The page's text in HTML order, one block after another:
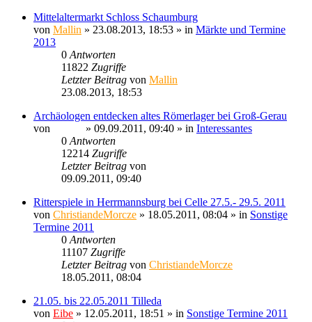
Mittelaltermarkt Schloss Schaumburg
von Mallin » 23.08.2013, 18:53 » in Märkte und Termine
2013
0 Antworten
11822 Zugriffe
Letzter Beitrag von Mallin
23.08.2013, 18:53
Archäologen entdecken altes Römerlager bei Groß-Gerau
von
» 09.09.2011, 09:40 » in Interessantes
0 Antworten
12214 Zugriffe
Letzter Beitrag von
09.09.2011, 09:40
Ritterspiele in Herrmannsburg bei Celle 27.5.- 29.5. 2011
von ChristiandeMorcze » 18.05.2011, 08:04 » in Sonstige
Termine 2011
0 Antworten
11107 Zugriffe
Letzter Beitrag von ChristiandeMorcze
18.05.2011, 08:04
21.05. bis 22.05.2011 Tilleda
von Eibe » 12.05.2011, 18:51 » in Sonstige Termine 2011